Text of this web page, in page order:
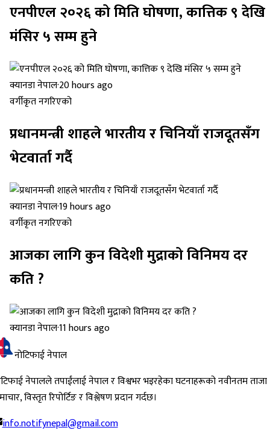
एनपीएल २०२६ को मिति घोषणा, कात्तिक ९ देखि
मंसिर ५ सम्म हुने
क्यानडा नेपाल·20 hours ago
वर्गीकृत नगरिएको
प्रधानमन्त्री शाहले भारतीय र चिनियाँ राजदूतसँग
भेटवार्ता गर्दै
क्यानडा नेपाल·19 hours ago
वर्गीकृत नगरिएको
आजका लागि कुन विदेशी मुद्राको विनिमय दर
कति ?
क्यानडा नेपाल·11 hours ago
नोटिफाई नेपाल
नेपालले तपाईंलाई नेपाल र विश्वभर भइरहेका घटनाहरूको नवीनतम ताजा
विस्तृत रिपोर्टिङ र विश्लेषण प्रदान गर्दछ।
info.notifynepal@gmail.com